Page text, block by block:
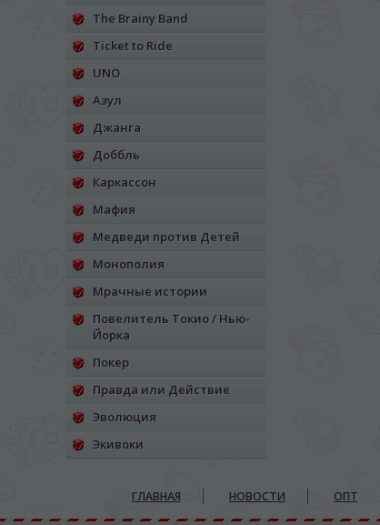
The Brainy Band
Ticket to Ride
UNO
Азул
Джанга
Доббль
Каркассон
Мафия
Медведи против Детей
Монополия
Мрачные истории
Повелитель Токио / Нью-
Йорка
Покер
Правда или Действие
Эволюция
Экивоки
ГЛАВНАЯ НОВОСТИ ОПТ